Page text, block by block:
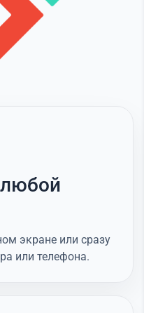
экране или сразу
или телефона.